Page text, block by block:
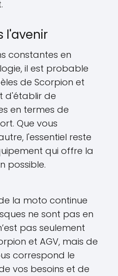
l'avenir
constantes en
il est probable
de Scorpion et
d'établir de
en termes de
Que vous
l'essentiel reste
qui offre la
possible.
la moto continue
ne sont pas en
pas seulement
et AGV, mais de
correspond le
vos besoins et de